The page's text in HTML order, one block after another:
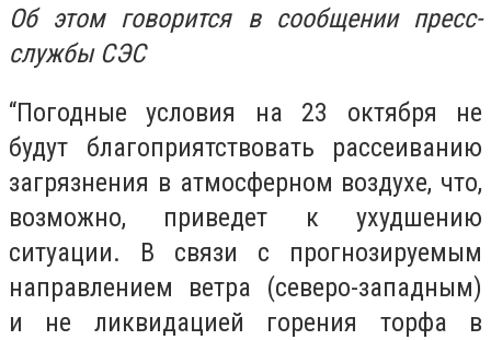
Об этом говорится в сообщении пресс-
службы СЭС
“Погодные условия на 23 октября не
будут благоприятствовать рассеиванию
загрязнения в атмосферном воздухе, что,
возможно, приведет к ухудшению
ситуации. В связи с прогнозируемым
направлением ветра (северо-западным)
и не ликвидацией горения торфа в